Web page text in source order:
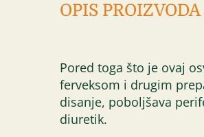
OPIS PROIZVODA
Pored toga što je ovaj
ferveksom i drugim
disanje, poboljšava
diuretik.